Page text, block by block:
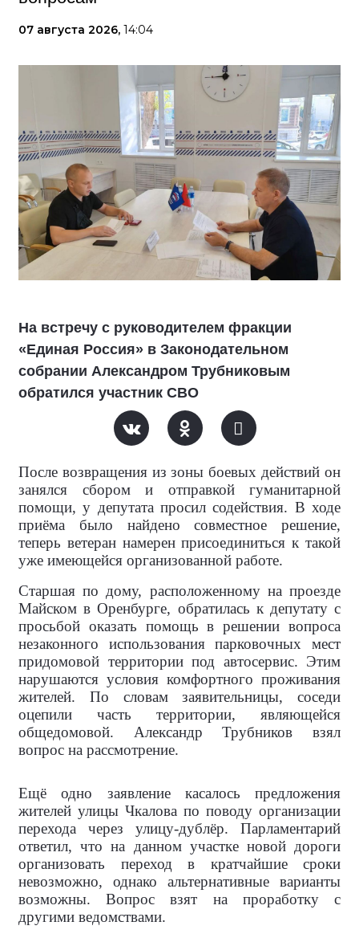
07 августа 2026, 14:04
На встречу с руководителем фракции
«Единая Россия» в Законодательном
собрании Александром Трубниковым
обратился участник СВО
После возвращения из зоны боевых действий он
занялся сбором и отправкой гуманитарной
помощи, у депутата просил содействия. В ходе
приёма было найдено совместное решение,
теперь ветеран намерен присоединиться к такой
уже имеющейся организованной работе.
Старшая по дому, расположенному на проезде
Майском в Оренбурге, обратилась к депутату с
просьбой оказать помощь в решении вопроса
незаконного использования парковочных мест
придомовой территории под автосервис. Этим
нарушаются условия комфортного проживания
жителей. По словам заявительницы, соседи
оцепили часть территории, являющейся
общедомовой. Александр Трубников взял
вопрос на рассмотрение.
Ещё одно заявление касалось предложения
жителей улицы Чкалова по поводу организации
перехода через улицу-дублёр. Парламентарий
ответил, что на данном участке новой дороги
организовать переход в кратчайшие сроки
невозможно, однако альтернативные варианты
возможны. Вопрос взят на проработку с
другими ведомствами.